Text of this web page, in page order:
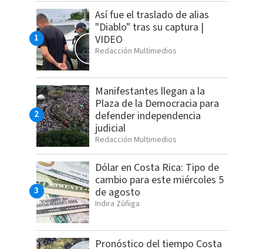
Así fue el traslado de alias
"Diablo" tras su captura |
VIDEO
Redacción Multimedios
Manifestantes llegan a la
Plaza de la Democracia para
defender independencia
judicial
Redacción Multimedios
Dólar en Costa Rica: Tipo de
cambio para este miércoles 5
de agosto
Indira Zúñiga
Pronóstico del tiempo Costa